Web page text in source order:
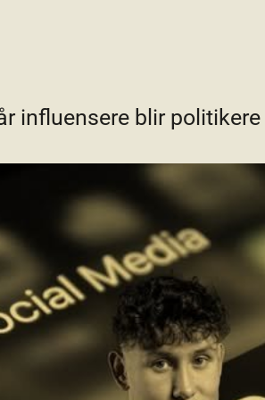
influensere blir politikere